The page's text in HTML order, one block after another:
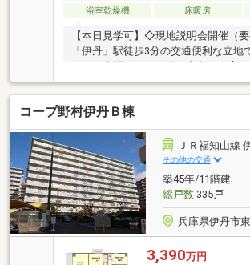
浴室乾燥機
床暖房
【本日見学可】◇現地説明会開催（
「伊丹」駅徒歩3分の交通便利な立地
きの物件です。床暖房や浴室乾燥機
実！
コープ野村伊丹Ｂ棟
ＪＲ福知山線
その他の交通
築45年/11階建
総戸数335戸
兵庫県伊丹市
3,390万円